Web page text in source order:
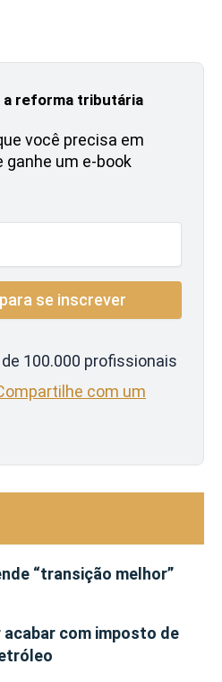
reforma tributária
você precisa em
ganhe um e-book
100.000 profissionais
com um
“transição melhor”
com imposto de